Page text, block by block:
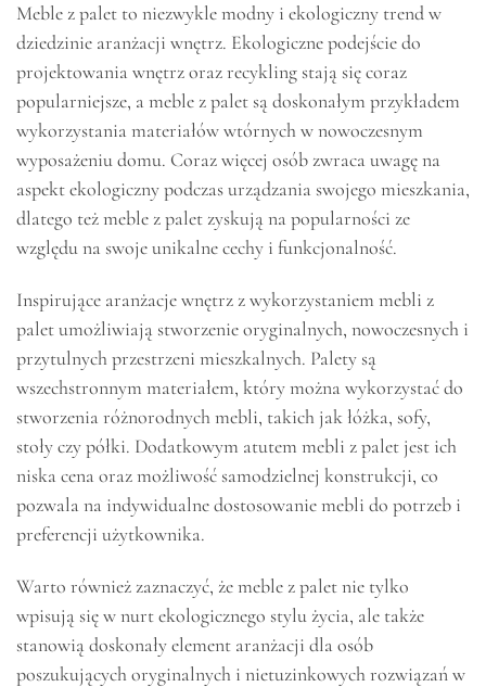
Meble z palet to niezwykle modny i ekologiczny trend w
dziedzinie aranżacji wnętrz. Ekologiczne podejście do
projektowania wnętrz oraz recykling stają się coraz
popularniejsze, a meble z palet są doskonałym przykładem
wykorzystania materiałów wtórnych w nowoczesnym
wyposażeniu domu. Coraz więcej osób zwraca uwagę na
aspekt ekologiczny podczas urządzania swojego mieszkania,
dlatego też meble z palet zyskują na popularności ze
względu na swoje unikalne cechy i funkcjonalność.
Inspirujące aranżacje wnętrz z wykorzystaniem mebli z
palet umożliwiają stworzenie oryginalnych, nowoczesnych i
przytulnych przestrzeni mieszkalnych. Palety są
wszechstronnym materiałem, który można wykorzystać do
stworzenia różnorodnych mebli, takich jak łóżka, sofy,
stoły czy półki. Dodatkowym atutem mebli z palet jest ich
niska cena oraz możliwość samodzielnej konstrukcji, co
pozwala na indywidualne dostosowanie mebli do potrzeb i
preferencji użytkownika.
Warto również zaznaczyć, że meble z palet nie tylko
wpisują się w nurt ekologicznego stylu życia, ale także
stanowią doskonały element aranżacji dla osób
poszukujących oryginalnych i nietuzinkowych rozwiązań w